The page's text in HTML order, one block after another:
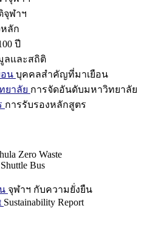
จุฬาฯ
ลัก
ปี
ลและสถิติ
น บุคคลสำคัญที่มาเยือน
ยาลัย การจัดอันดับมหาวิทยาลัย
การรับรองหลักสูตร
Zero Waste
Bus
จุฬาฯ กับความยั่งยืน
Sustainability Report